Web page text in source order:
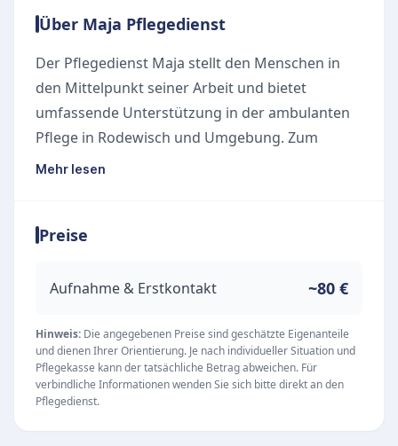
Über Maja Pflegedienst
Der Pflegedienst Maja stellt den Menschen in
den Mittelpunkt seiner Arbeit und bietet
umfassende Unterstützung in der ambulanten
Pflege in Rodewisch und Umgebung. Zum
Angebot gehören Hilfe im Haushalt,
umfasst Hilfe bei der Medikamenteneinnahme,
und Blutzuckermessungen sowie Insulingaben
unterstützt der Pflegedienst beim An- und
Auskleiden, bei der Körperpflege sowie beim
Essen und Trinken. Eine 24-Stunden-Notfallhilfe
ist an sieben Tagen die Woche verfügbar. Der
Pflegedienst legt Wert auf persönliche
Mehr lesen
Preise
Aufnahme & Erstkontakt ~80 €
Hinweis: Die angegebenen Preise sind geschätzte Eigenanteile
und dienen Ihrer Orientierung. Je nach individueller Situation und
Pflegekasse kann der tatsächliche Betrag abweichen. Für
verbindliche Informationen wenden Sie sich bitte direkt an den
Pflegedienst.